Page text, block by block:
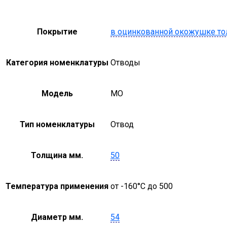
Покрытие в оцинкованной окожушке
Категория номенклатуры Отводы
Модель MO
Тип номенклатуры Отвод
Толщина мм. 50
Температура применения от -160°С до 500
Диаметр мм. 54